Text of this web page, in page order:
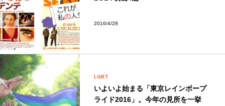
2016/4/28
LGBT
いよいよ始まる「東京レインボープ
ライド2016」。今年の見所を一挙